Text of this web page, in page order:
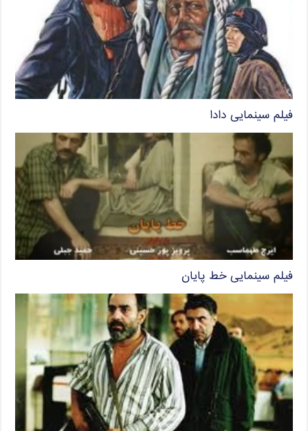
فیلم سینمایی دادا
فیلم سینمایی خط پایان